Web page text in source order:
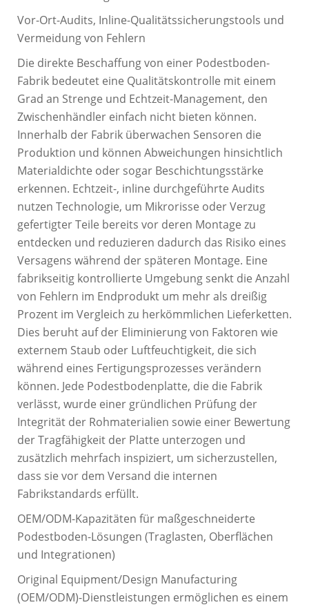
Vor-Ort-Audits, Inline-Qualitätssicherungstools und
Vermeidung von Fehlern
Die direkte Beschaffung von einer Podestboden-
Fabrik bedeutet eine Qualitätskontrolle mit einem
Grad an Strenge und Echtzeit-Management, den
Zwischenhändler einfach nicht bieten können.
Innerhalb der Fabrik überwachen Sensoren die
Produktion und können Abweichungen hinsichtlich
Materialdichte oder sogar Beschichtungsstärke
erkennen. Echtzeit-, inline durchgeführte Audits
nutzen Technologie, um Mikrorisse oder Verzug
gefertigter Teile bereits vor deren Montage zu
entdecken und reduzieren dadurch das Risiko eines
Versagens während der späteren Montage. Eine
fabrikseitig kontrollierte Umgebung senkt die Anzahl
von Fehlern im Endprodukt um mehr als dreißig
Prozent im Vergleich zu herkömmlichen Lieferketten.
Dies beruht auf der Eliminierung von Faktoren wie
externem Staub oder Luftfeuchtigkeit, die sich
während eines Fertigungsprozesses verändern
können. Jede Podestbodenplatte, die die Fabrik
verlässt, wurde einer gründlichen Prüfung der
Integrität der Rohmaterialien sowie einer Bewertung
der Tragfähigkeit der Platte unterzogen und
zusätzlich mehrfach inspiziert, um sicherzustellen,
dass sie vor dem Versand die internen
Fabrikstandards erfüllt.
OEM/ODM-Kapazitäten für maßgeschneiderte
Podestboden-Lösungen (Traglasten, Oberflächen
und Integrationen)
Original Equipment/Design Manufacturing
(OEM/ODM)-Dienstleistungen ermöglichen es einem